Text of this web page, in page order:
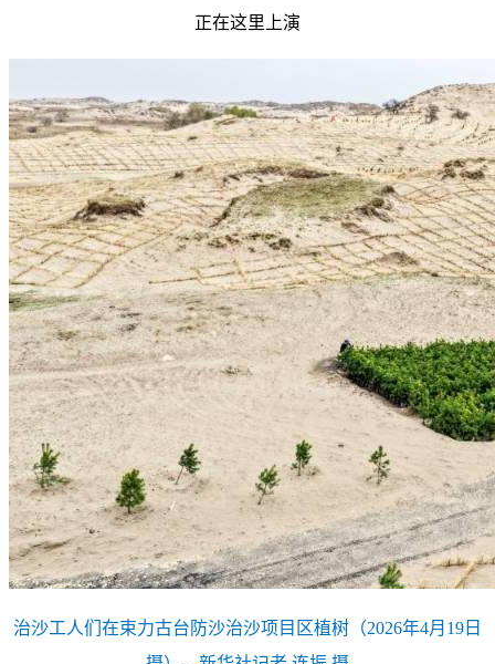
正在这里上演
治沙工人们在束力古台防沙治沙项目区植树（2026年4月19日